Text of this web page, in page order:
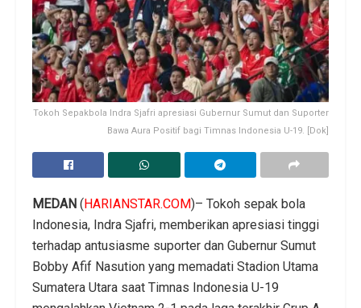
Tokoh Sepakbola Indra Sjafri apresiasi Gubernur Sumut dan Suporter
Bawa Aura Positif bagi Timnas Indonesia U-19. [Dok]
MEDAN (HARIANSTAR.COM)– Tokoh sepak bola
Indonesia, Indra Sjafri, memberikan apresiasi tinggi
terhadap antusiasme suporter dan Gubernur Sumut
Bobby Afif Nasution yang memadati Stadion Utama
Sumatera Utara saat Timnas Indonesia U-19